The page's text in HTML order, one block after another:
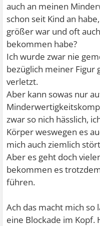
auch an meinen
schon seit Kind an
größer war und oft
bekommen habe?
Ich wurde zwar nie
bezüglich meiner Figur
verletzt.
Aber kann sowas nur
zwar so nich hässlich,
Körper weswegen es
mich auch ziemlich
Aber es geht doch
bekommen es
führen.
Ach das macht mich so
eine Blockade im Kopf.